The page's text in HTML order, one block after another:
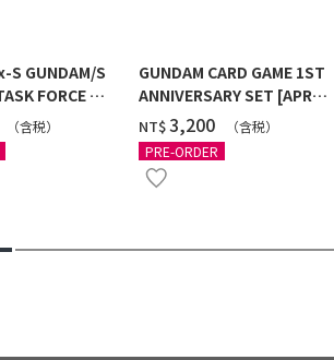
S GUNDAM/S
FORCE α
10月發送]
（含税）
GUNDAM CARD GAME 1ST
ANNIVERSARY SET [APR
2027 DELIVERY]
NT$‌3,200
（含税）
PRE-ORDER